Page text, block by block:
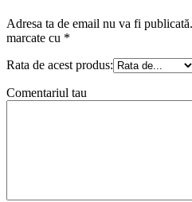
Adresa ta de email nu va fi publicată.
marcate cu *
Rata de acest produs:
Comentariul tau